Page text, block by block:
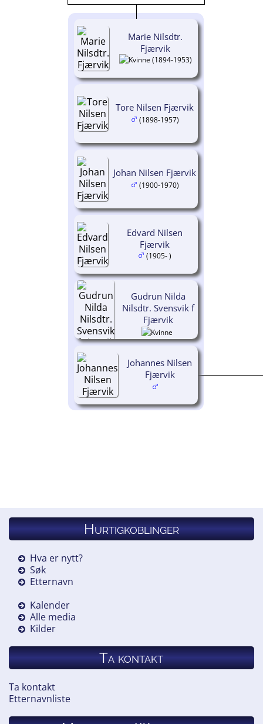
Marie Nilsdtr.
Fjærvik
(1894-1953)
Tore Nilsen Fjærvik
(1898-1957)
Johan Nilsen Fjærvik
(1900-1970)
Edvard Nilsen
Fjærvik
(1905- )
Gudrun Nilda
Nilsdtr. Svensvik f
Fjærvik
Johannes Nilsen
Fjærvik
Hurtigkoblinger
Hva er nytt?
Søk
Etternavn
Kalender
Alle media
Kilder
Ta kontakt
Ta kontakt
Etternavnliste